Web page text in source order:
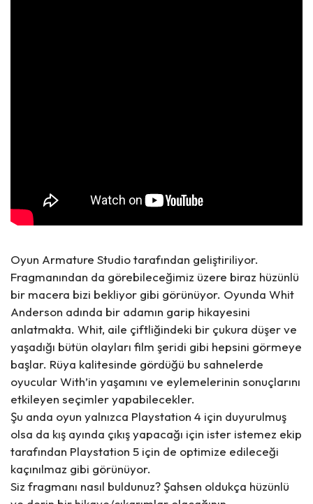
Oyun Armature Studio tarafından geliştiriliyor.
Fragmanından da görebileceğimiz üzere biraz hüzünlü
bir macera bizi bekliyor gibi görünüyor. Oyunda Whit
Anderson adında bir adamın garip hikayesini
anlatmakta. Whit, aile çiftliğindeki bir çukura düşer ve
yaşadığı bütün olayları film şeridi gibi hepsini görmeye
başlar. Rüya kalitesinde gördüğü bu sahnelerde
oyucular With’in yaşamını ve eylemelerinin sonuçlarını
etkileyen seçimler yapabilecekler.
Şu anda oyun yalnızca Playstation 4 için duyurulmuş
olsa da kış ayında çıkış yapacağı için ister istemez ekip
tarafından Playstation 5 için de optimize edileceği
kaçınılmaz gibi görünüyor.
Siz fragmanı nasıl buldunuz? Şahsen oldukça hüzünlü